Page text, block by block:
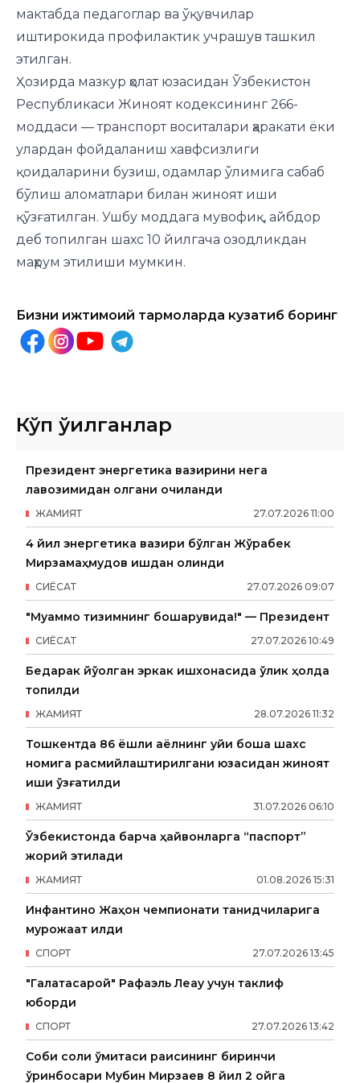
мактабда педагоглар ва ўқувчилар
иштирокида профилактик учрашув ташкил
этилган.
Ҳозирда мазкур ҳолат юзасидан Ўзбекистон
Республикаси Жиноят кодексининг 266-
моддаси — транспорт воситалари ҳаракати ёки
улардан фойдаланиш хавфсизлиги
қоидаларини бузиш, одамлар ўлимига сабаб
бўлиш аломатлари билан жиноят иши
қўзғатилган. Ушбу моддага мувофиқ, айбдор
деб топилган шахс 10 йилгача озодликдан
маҳрум этилиши мумкин.
Бизни ижтимоий тармоқларда кузатиб боринг
Кўп ўқилганлар
Президент энергетика вазирини нега
лавозимидан олгани очиқланди
27.07.2026 11:00
ЖАМИЯТ
4 йил энергетика вазири бўлган Жўрабек
Мирзамаҳмудов ишдан олинди
27.07.2026 09:07
СИËСАТ
"Муаммо тизимнинг бошқарувида!" — Президент
27.07.2026 10:49
СИËСАТ
Бедарак йўқолган эркак ишхонасида ўлик ҳолда
топилди
28.07.2026 11:32
ЖАМИЯТ
Тошкентда 86 ёшли аёлнинг уйи бошқа шахс
номига расмийлаштирилгани юзасидан жиноят
иши қўзғатилди
31.07.2026 06:10
ЖАМИЯТ
Ўзбекистонда барча ҳайвонларга “паспорт”
жорий этилади
01.08.2026 15:31
ЖАМИЯТ
Инфантино Жаҳон чемпионати танқидчиларига
мурожаат қилди
27.07.2026 13:45
СПОРТ
"Галатасарой" Рафаэль Леау учун таклиф
юборди
27.07.2026 13:42
СПОРТ
Собиқ солиқ қўмитаси раисининг биринчи
ўринбосари Мубин Мирзаев 8 йил 2 ойга